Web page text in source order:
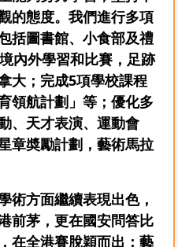
的態度。我們進行多項
括圖書館、小食部及禮
內外學習和比賽，足跡
大；完成5項學校課程
領航計劃」等；優化多
、天才表演、運動會
章奬勵計劃，藝術馬拉
術方面繼續表現出色，
前茅，更在國安問答比
在全港賽脫穎而出；藝